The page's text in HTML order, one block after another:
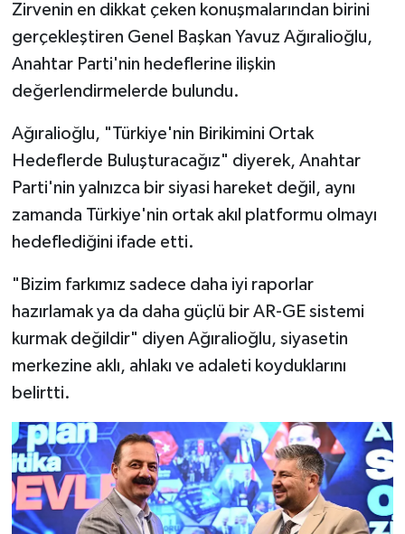
Zirvenin en dikkat çeken konuşmalarından birini
gerçekleştiren Genel Başkan Yavuz Ağıralioğlu,
Anahtar Parti'nin hedeflerine ilişkin
değerlendirmelerde bulundu.
Ağıralioğlu, "Türkiye'nin Birikimini Ortak
Hedeflerde Buluşturacağız" diyerek, Anahtar
Parti'nin yalnızca bir siyasi hareket değil, aynı
zamanda Türkiye'nin ortak akıl platformu olmayı
hedeflediğini ifade etti.
"Bizim farkımız sadece daha iyi raporlar
hazırlamak ya da daha güçlü bir AR-GE sistemi
kurmak değildir" diyen Ağıralioğlu, siyasetin
merkezine aklı, ahlakı ve adaleti koyduklarını
belirtti.